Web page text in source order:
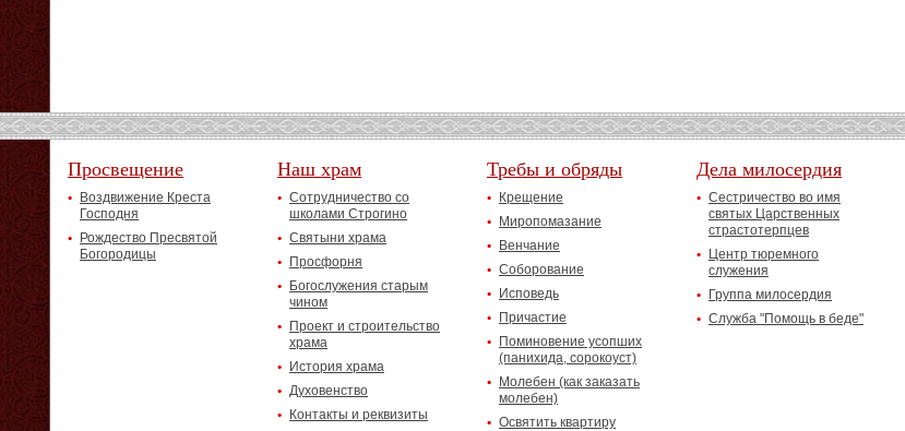
Просвещение
Воздвижение Креста
Господня
Рождество Пресвятой
Богородицы
Наш храм
Сотрудничество со
школами Строгино
Святыни храма
Просфорня
Богослужения старым
чином
Проект и строительство
храма
История храма
Духовенство
Контакты и реквизиты
Требы и обряды
Крещение
Миропомазание
Венчание
Соборование
Исповедь
Причастие
Поминовение усопших
(панихида, сорокоуст)
Молебен (как заказать
молебен)
Освятить квартиру
Дела милосердия
Сестричество во имя
святых Царственных
страстотерпцев
Центр тюремного
служения
Группа милосердия
Служба "Помощь в беде"